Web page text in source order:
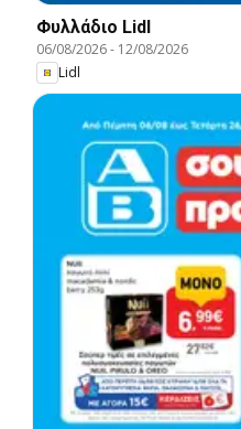
Φυλλάδιο Lidl
06/08/2026- 12/08/2026
Lidl